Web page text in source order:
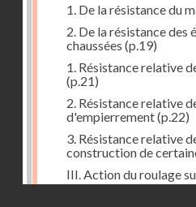
1. De la résistance du
2. De la résistance des
chaussées (p.19)
1. Résistance relative
(p.21)
2. Résistance relative
d'empierrement(p.22)
3. Résistance relative
construction de
III. Action du roulage